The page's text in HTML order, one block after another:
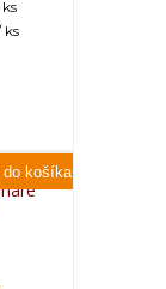
ks
z dreva